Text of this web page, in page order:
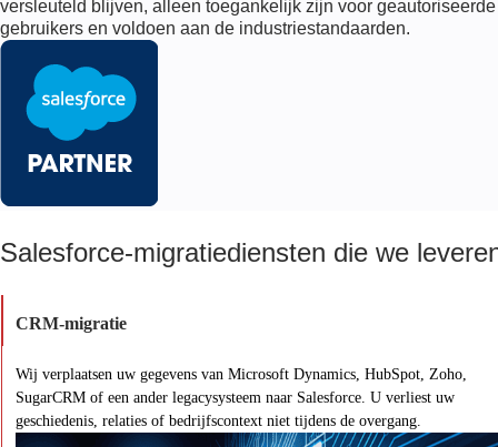
versleuteld blijven, alleen toegankelijk zijn voor geautoriseerde
gebruikers en voldoen aan de industriestandaarden.
Salesforce-migratiediensten die we
CRM-migratie
Wij verplaatsen uw gegevens van Microsoft Dynamics, HubSpot, Zoho,
SugarCRM of een ander legacysysteem naar Salesforce. U verliest uw
geschiedenis, relaties of bedrijfscontext niet tijdens de overgang.